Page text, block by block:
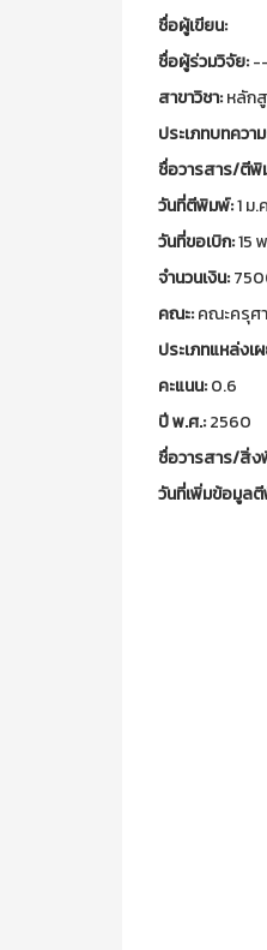
ชื่อผู้เขียน:
ชื่อผู้ร่วมวิจัย:
สาขาวิชา:หลัก
ประเภทบทควา
ชื่อวารสาร/ตี
วันที่ตีพิมพ์:1 ม
วันที่ขอเบิก:15
จำนวนเงิน:
คณะ:คณะครุศ
ประเภทแหล่งเ
คะแนน:0.6
ปี พ.ศ.:2560
ชื่อวารสาร/สิ่
วันที่เพิ่มข้อมูล